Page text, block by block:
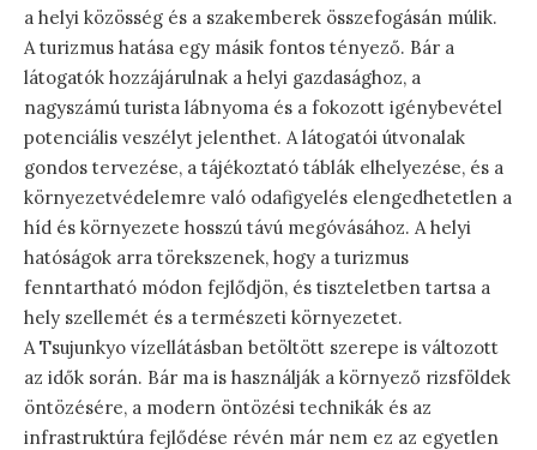
a helyi közösség és a szakemberek összefogásán múlik.
A turizmus hatása egy másik fontos tényező. Bár a
látogatók hozzájárulnak a helyi gazdasághoz, a
nagyszámú turista lábnyoma és a fokozott igénybevétel
potenciális veszélyt jelenthet. A látogatói útvonalak
gondos tervezése, a tájékoztató táblák elhelyezése, és a
környezetvédelemre való odafigyelés elengedhetetlen a
híd és környezete hosszú távú megóvásához. A helyi
hatóságok arra törekszenek, hogy a turizmus
fenntartható módon fejlődjön, és tiszteletben tartsa a
hely szellemét és a természeti környezetet.
A Tsujunkyo vízellátásban betöltött szerepe is változott
az idők során. Bár ma is használják a környező rizsföldek
öntözésére, a modern öntözési technikák és az
infrastruktúra fejlődése révén már nem ez az egyetlen